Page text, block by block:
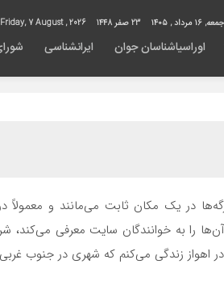
جمعه, ۱۶ مرداد , ۱۴۰۵ 23 صفر 1448
اوراسیاشناسان جوان ایرانشناسی
در یک مکان ثابت می‌مانند و
آن‌ها را به خوانندگان سایت معرفی
زندگی می‌کنم که شهری در جنوب